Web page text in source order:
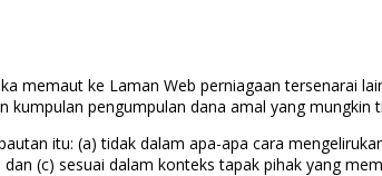
memaut ke Laman Web perniagaan tersenarai
pengumpulan dana amal yang mungkin
itu: (a) tidak dalam apa-apa cara
(c) sesuai dalam konteks tapak pihak yang